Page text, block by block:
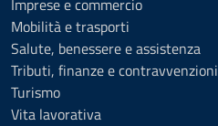
Imprese e commercio
Mobilità e trasporti
Salute, benessere e assistenza
Tributi, finanze e contravvenzioni
Turismo
Vita lavorativa